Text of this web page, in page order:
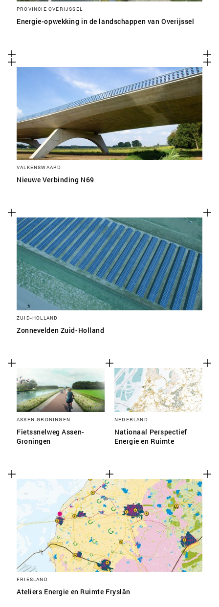
PROVINCIE OVERIJSSEL
Energie-opwekking in de landschappen van Overijssel
VALKENSWAARD
Nieuwe Verbinding N69
ZUID-HOLLAND
Zonnevelden Zuid-Holland
ASSEN-GRONINGEN
Fietssnelweg Assen-
Groningen
NEDERLAND
Nationaal Perspectief
Energie en Ruimte
FRIESLAND
Ateliers Energie en Ruimte Fryslân